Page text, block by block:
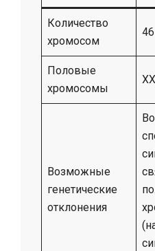
Количество
хромосом
46
Половые
хромосомы
XX
Возможные
генетические
отклонения